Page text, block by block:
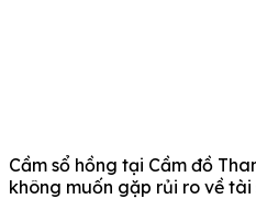
Cầm sổ hồng tại Cầm đồ
không muốn gặp rủi ro về tài